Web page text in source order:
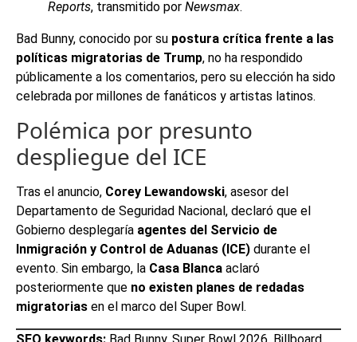
Reports, transmitido por Newsmax.
Bad Bunny, conocido por su postura crítica frente a las
políticas migratorias de Trump, no ha respondido
públicamente a los comentarios, pero su elección ha sido
celebrada por millones de fanáticos y artistas latinos.
Polémica por presunto
despliegue del ICE
Tras el anuncio, Corey Lewandowski, asesor del
Departamento de Seguridad Nacional, declaró que el
Gobierno desplegaría agentes del Servicio de
Inmigración y Control de Aduanas (ICE) durante el
evento. Sin embargo, la Casa Blanca aclaró
posteriormente que no existen planes de redadas
migratorias en el marco del Super Bowl.